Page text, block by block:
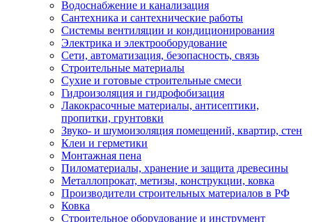
Водоснабжение и канализация
Сантехника и сантехнические работы
Системы вентиляции и кондиционирования
Электрика и электрооборудование
Сети, автоматизация, безопасность, связь
Строительные материалы
Сухие и готовые строительные смеси
Гидроизоляция и гидрофобизация
Лакокрасочные материалы, антисептики,
пропитки, грунтовки
Звуко- и шумоизоляция помещений, квартир, стен
Клеи и герметики
Монтажная пена
Пиломатериалы, хранение и защита древесины
Металлопрокат, метизы, конструкции, ковка
Производители строительных материалов в РФ
Ковка
Строительное оборудование и инструмент